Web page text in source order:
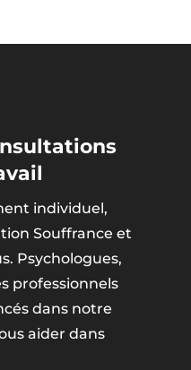
individuel,
Souffrance et
Psychologues,
professionnels
dans notre
aider dans